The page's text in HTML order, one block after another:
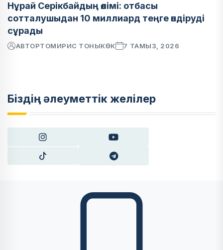
Нұрай Серікбайдың өлімі: отбасы
сотталушыдан 10 миллиард теңге өндіруді
сұрады
АВТОРТОМИРИС ТОНЫКӨК 7 ТАМЫЗ, 2026
Біздің әлеуметтік желілер